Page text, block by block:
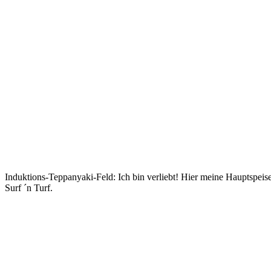
Induktions-Teppanyaki-Feld: Ich bin verliebt! Hier meine
Surf ´n Turf.